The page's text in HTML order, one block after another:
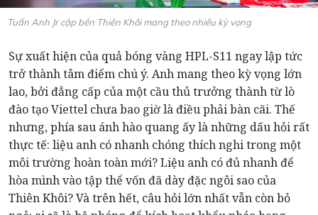
Tuấn Anh Jr cập bến Thiên Khôi mang theo nhiều kỳ vọng
Sự xuất hiện của quả bóng vàng HPL-S11 ngay lập tức
trở thành tâm điểm chú ý. Anh mang theo kỳ vọng lớn
lao, bởi đẳng cấp của một cầu thủ trưởng thành từ lò
đào tạo Viettel chưa bao giờ là điều phải bàn cãi. Thế
nhưng, phía sau ánh hào quang ấy là những dấu hỏi rất
thực tế: liệu anh có nhanh chóng thích nghi trong một
môi trường hoàn toàn mới? Liệu anh có đủ nhanh để
hòa mình vào tập thể vốn đã dày đặc ngôi sao của
Thiên Khôi? Và trên hết, câu hỏi lớn nhất vẫn còn bỏ